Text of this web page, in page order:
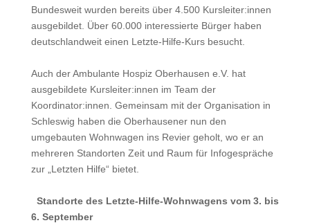
Bundesweit wurden bereits über 4.500 Kursleiter:innen
ausgebildet. Über 60.000 interessierte Bürger haben
deutschlandweit einen Letzte-Hilfe-Kurs besucht.
Auch der Ambulante Hospiz Oberhausen e.V. hat
ausgebildete Kursleiter:innen im Team der
Koordinator:innen. Gemeinsam mit der Organisation in
Schleswig haben die Oberhausener nun den
umgebauten Wohnwagen ins Revier geholt, wo er an
mehreren Standorten Zeit und Raum für Infogespräche
zur „Letzten Hilfe“ bietet.
Standorte des Letzte-Hilfe-Wohnwagens vom 3. bis
6. September